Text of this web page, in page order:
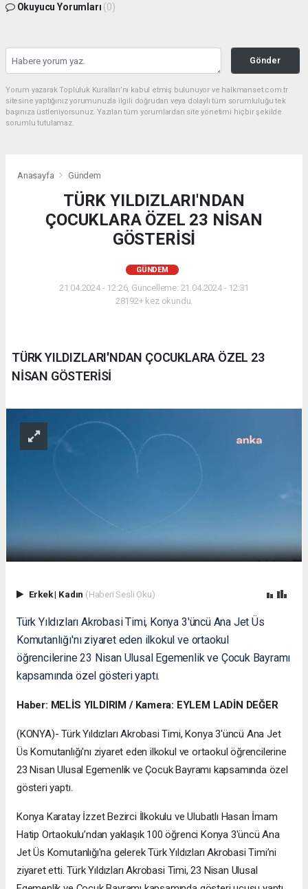
Okuyucu Yorumları (0)
Gönder
Yorum yazarak Topluluk Kuralları’nı kabul etmiş bulunuyor ve halkmanset.com.tr
sitesine yaptığınız yorumunuzla ilgili doğrudan veya dolaylı tüm sorumluluğu tek
başınıza üstleniyorsunuz. Yazılan tüm yorumlardan site yönetimi hiçbir şekilde
sorumlu tutulamaz.
Anasayfa Gündem
TÜRK YILDIZLARI'NDAN
ÇOCUKLARA ÖZEL 23 NİSAN
GÖSTERİSİ
GÜNDEM
21.04.2024 - 12:26, Güncelleme: 21.04.2024 - 12:31
28192+ kez okundu.
TÜRK YILDIZLARI'NDAN ÇOCUKLARA ÖZEL 23
NİSAN GÖSTERİSİ
Erkek| Kadın (Haberi Sesli Oku)
Türk Yıldızları Akrobasi Timi, Konya 3'üncü Ana Jet Üs
Komutanlığı'nı ziyaret eden ilkokul ve ortaokul
öğrencilerine 23 Nisan Ulusal Egemenlik ve Çocuk Bayramı
kapsamında özel gösteri yaptı.
Haber: MELİS YILDIRIM / Kamera: EYLEM LADİN DEĞER
(KONYA)- Türk Yıldızları Akrobasi Timi, Konya 3'üncü Ana Jet
Üs Komutanlığı'nı ziyaret eden ilkokul ve ortaokul öğrencilerine
23 Nisan Ulusal Egemenlik ve Çocuk Bayramı kapsamında özel
gösteri yaptı.
Konya Karatay İzzet Bezirci İlkokulu ve Ulubatlı Hasan İmam
Hatip Ortaokulu’ndan yaklaşık 100 öğrenci Konya 3'üncü Ana
Jet Üs Komutanlığı'na gelerek Türk Yıldızları Akrobasi Timi’ni
ziyaret etti. Türk Yıldızları Akrobasi Timi, 23 Nisan Ulusal